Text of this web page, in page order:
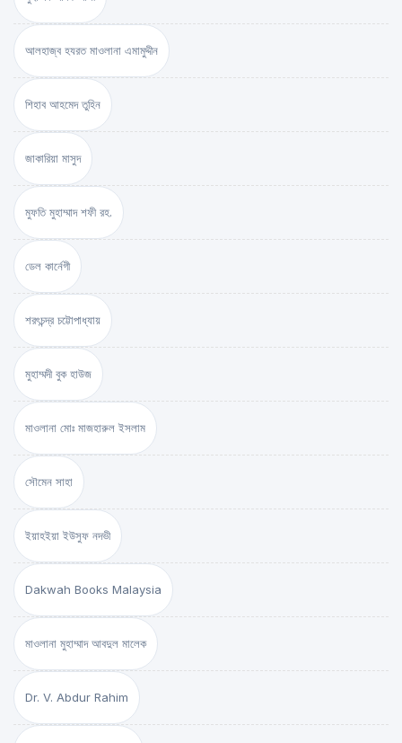
আলহাজ্ব হযরত মাওলানা এমামুদ্দীন
শিহাব আহমেদ তুহিন
জাকারিয়া মাসুদ
মুফতি মুহাম্মাদ শফী রহ.
ডেল কার্নেগী
শরৎচন্দ্র চট্টোপাধ্যায়
মুহাম্মদী বুক হাউজ
মাওলানা মোঃ মাজহারুল ইসলাম
সৌমেন সাহা
ইয়াহইয়া ইউসুফ নদভী
Dakwah Books Malaysia
মাওলানা মুহাম্মাদ আবদুল মালেক
Dr. V. Abdur Rahim